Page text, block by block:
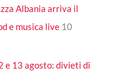
Albania arriva il
e musica live 10
e 13 agosto: divieti di